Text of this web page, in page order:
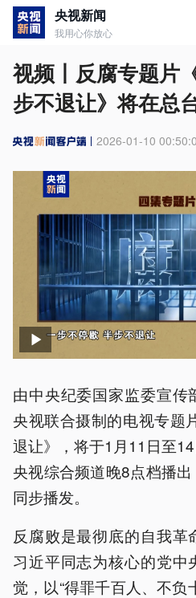
央视新闻
我用心你放心
视频丨反腐专题片
步不退让》将在总
2026-01-10
由中央纪委国家监委宣传
央视联合摄制的电视专题
退让》，将于1月11日至
央视综合频道晚8点档播
同步播发。
反腐败是最彻底的自我革
习近平同志为核心的党中
觉，以“得罪千百人、不负